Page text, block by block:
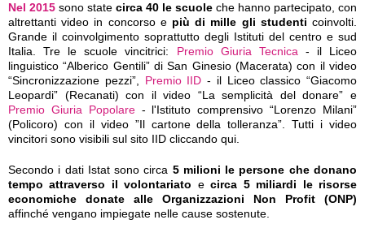
Nel 2015 sono state circa 40 le scuole che hanno partecipato, con
altrettanti video in concorso e più di mille gli studenti coinvolti.
Grande il coinvolgimento soprattutto degli Istituti del centro e sud
Italia. Tre le scuole vincitrici: Premio Giuria Tecnica- il Liceo
linguistico “Alberico Gentili” di San Ginesio (Macerata) con il video
“Sincronizzazione pezzi”, Premio IID - il Liceo classico “Giacomo
Leopardi” (Recanati) con il video “La semplicità del donare” e
Premio Giuria Popolare- l'Istituto comprensivo “Lorenzo Milani”
(Policoro) con il video ”Il cartone della tolleranza”. Tutti i video
vincitori sono visibili sul sito IID cliccando qui.
Secondo i dati Istat sono circa 5 milioni le persone che donano
tempo attraverso il volontariato ecirca 5 miliardi le risorse
economiche donate alle Organizzazioni Non Profit (ONP)
affinché vengano impiegate nelle cause sostenute.